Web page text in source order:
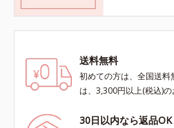
送料無料
初めての方は、全国送
は、3,300円以上(税込)
30日以内なら返品OK